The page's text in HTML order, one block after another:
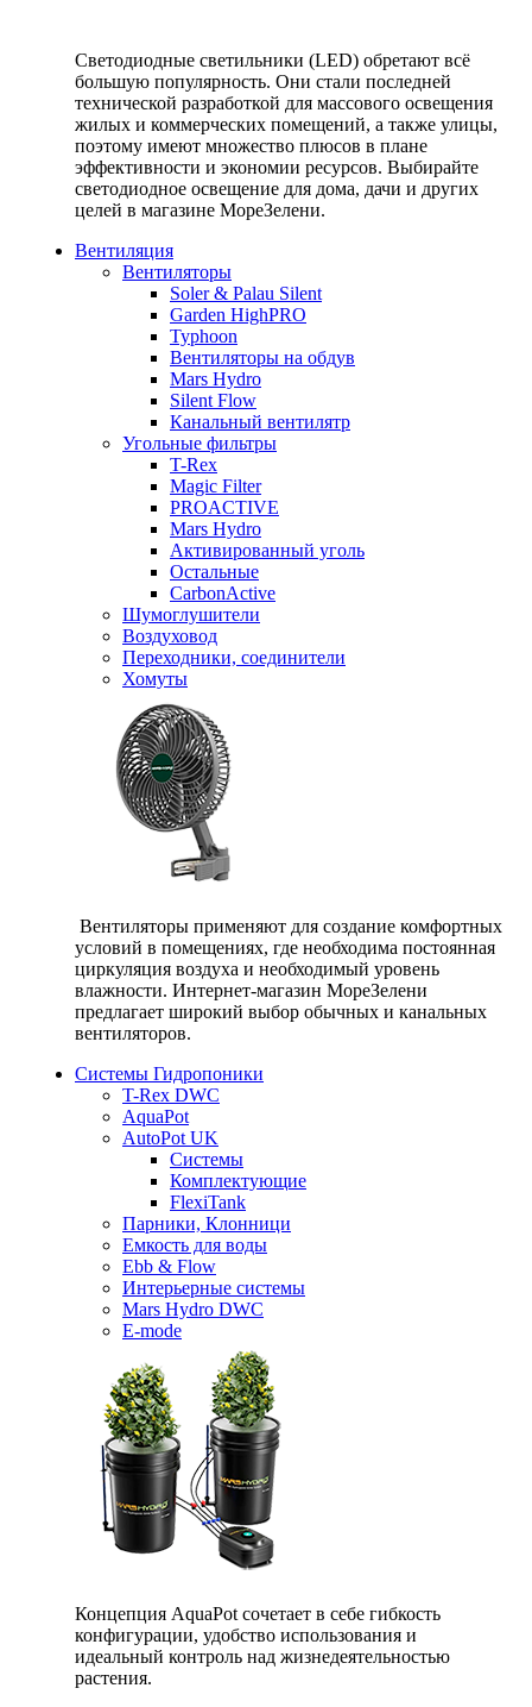
Светодиодные светильники (LED) обретают всё
большую популярность. Они стали последней
технической разработкой для массового освещения
жилых и коммерческих помещений, а также улицы,
поэтому имеют множество плюсов в плане
эффективности и экономии ресурсов. Выбирайте
светодиодное освещение для дома, дачи и других
целей в магазине МореЗелени.
Вентиляция
Вентиляторы
Soler & Palau Silent
Garden HighPRO
Typhoon
Вентиляторы на обдув
Mars Hydro
Silent Flow
Канальный вентилятр
Угольные фильтры
T-Rex
Magic Filter
PROACTIVE
Mars Hydro
Активированный уголь
Остальные
CarbonActive
Шумоглушители
Воздуховод
Переходники, соединители
Хомуты
Вентиляторы применяют для создание комфортных
условий в помещениях, где необходима постоянная
циркуляция воздуха и необходимый уровень
влажности. Интернет-магазин МореЗелени
предлагает широкий выбор обычных и канальных
вентиляторов.
Системы Гидропоники
T-Rex DWC
AquaPot
AutoPot UK
Системы
Комплектующие
FlexiTank
Парники, Клонници
Емкость для воды
Ebb & Flow
Интерьерные системы
Mars Hydro DWC
E-mode
Концепция AquaPot сочетает в себе гибкость
конфигурации, удобство использования и
идеальный контроль над жизнедеятельностью
растения.